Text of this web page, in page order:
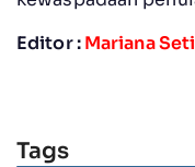
Editor :Mariana
Tags